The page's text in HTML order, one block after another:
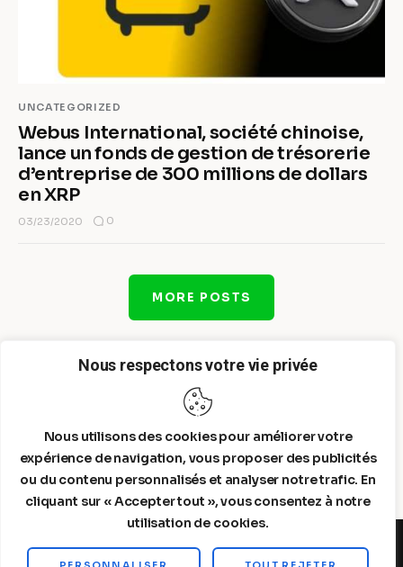
Nous respectons votre vie privée
Nous utilisons des cookies pour améliorer votre
expérience de navigation, vous proposer des publicités
ou du contenu personnalisés et analyser notre trafic. En
cliquant sur « Accepter tout », vous consentez à notre
utilisation de cookies.
UNCATEGORIZED
Webus International, société chinoise,
lance un fonds de gestion de trésorerie
d’entreprise de 300 millions de dollars
en XRP
03/23/2020 0
MORE POSTS